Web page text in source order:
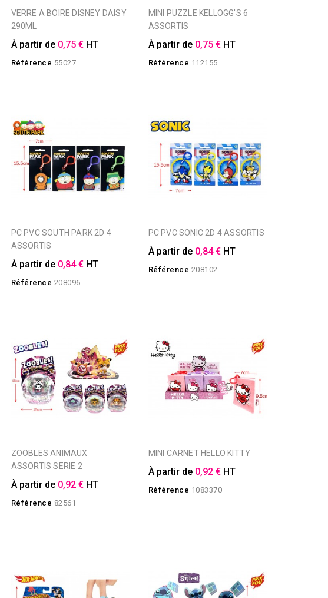
VERRE A BOIRE DISNEY DAISY
290ML
À partir de 0,75 € HT
Référence 55027
MINI PUZZLE KELLOGG'S 6
ASSORTIS
À partir de 0,75 € HT
Référence 112155
PC PVC SOUTH PARK 2D 4
ASSORTIS
À partir de 0,84 € HT
Référence 208096
PC PVC SONIC 2D 4 ASSORTIS
À partir de 0,84 € HT
Référence 208102
ZOOBLES ANIMAUX
ASSORTIS SERIE 2
À partir de 0,92 € HT
Référence 82561
MINI CARNET HELLO KITTY
À partir de 0,92 € HT
Référence 1083370